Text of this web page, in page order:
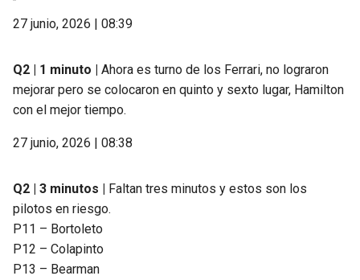
27 junio, 2026 | 08:39
Q2 | 1 minuto |
Ahora es turno de los Ferrari, no lograron
mejorar pero se colocaron en quinto y sexto lugar, Hamilton
con el mejor tiempo.
27 junio, 2026 | 08:38
Q2 | 3 minutos |
Faltan tres minutos y estos son los
pilotos en riesgo.
P11 – Bortoleto
P12 – Colapinto
P13 – Bearman